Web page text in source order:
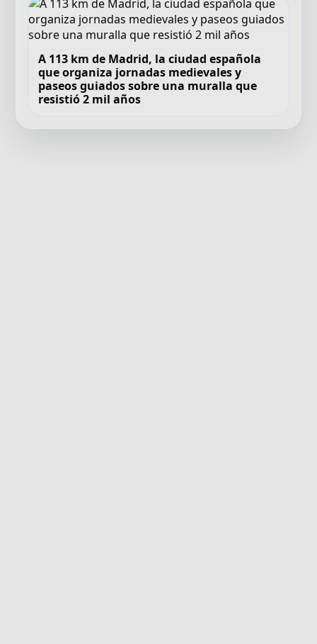
A 113 km de Madrid, la ciudad española
que organiza jornadas medievales y
paseos guiados sobre una muralla que
resistió 2 mil años